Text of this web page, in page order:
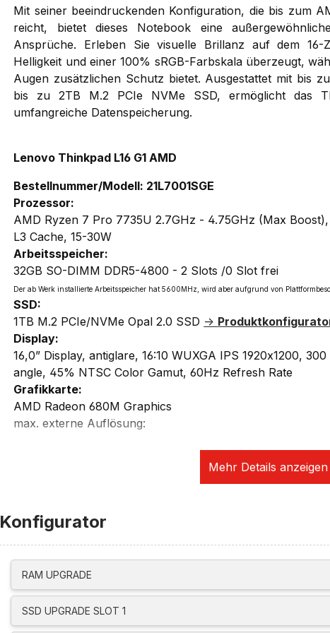
Mit seiner beeindruckenden Konfiguration, die bis zum
reicht, bietet dieses Notebook eine
Ansprüche. Erleben Sie visuelle Brillanz auf dem
Helligkeit und einer 100% sRGB-Farbskala überzeugt,
Augen zusätzlichen Schutz bietet. Ausgestattet mit bis
bis zu 2TB M.2 PCIe NVMe SSD, ermöglicht das
umfangreiche Datenspeicherung.
Lenovo Thinkpad L16 G1 AMD
Bestellnummer/Modell: 21L7001SGE
Prozessor:
AMD Ryzen 7 Pro 7735U 2.7GHz - 4.75GHz (Max
L3 Cache, 15-30W
Arbeitsspeicher:
32GB SO-DIMM DDR5-4800 - 2 Slots /0 Slot frei
Der ab Werk installierte Arbeitsspeicher hat 5600MHz, wird aber aufgrund von
SSD:
1TB M.2 PCIe/NVMe Opal 2.0 SSD ->
Display:
16,0” Display, antiglare, 16:10 WUXGA IPS 1920x1200,
angle, 45% NTSC Color Gamut, 60Hz Refresh Rate
Grafikkarte:
AMD Radeon 680M Graphics
max. externe Auflösung:
5.0MP + IR discrete Camera, mit privacy Shutter, fixed
Qualcomm Wi-Fi 6E NFA725, 11ax 2x2
Bluetooth 5.3
Gigabit Ethernet, Realtek RTL8111EPV, 1x RJ-45, supports
WWAN Quectel EM061K-GL, 4G LTE CAT6, with
Schnittstellen/Steckplätze:
Fingerprint Reader Touch-Style im Power-Button
Konfigurator
RAM UPGRADE
SSD UPGRADE SLOT 1